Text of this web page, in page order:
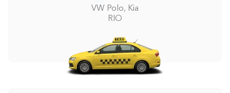
VW Polo, Kia
RIO